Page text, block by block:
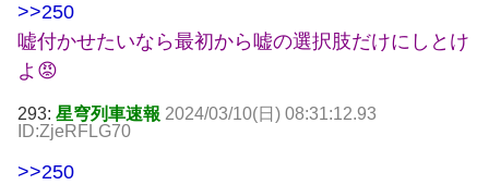
>>250
嘘付かせたいなら最初から嘘の選択肢だけにしとけ
よ😡
293: 星穹列車速報 2024/03/10(日) 08:31:12.93
ID:ZjeRFLG70
>>250